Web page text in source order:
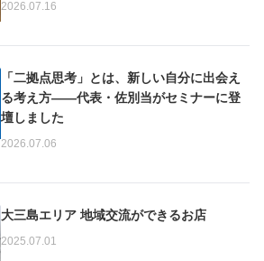
2026.07.16
「二拠点思考」とは、新しい自分に出会え
る考え方——代表・佐別当がセミナーに登
壇しました
2026.07.06
大三島エリア 地域交流ができるお店
2025.07.01